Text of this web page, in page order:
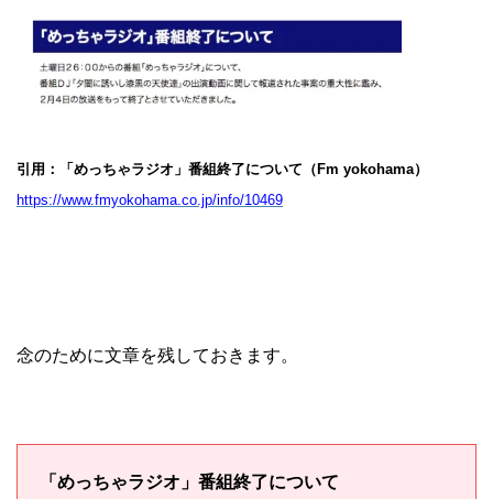
引用：「めっちゃラジオ」番組終了について（Fm yokohama）
https://www.fmyokohama.co.jp/info/10469
念のために文章を残しておきます。
「めっちゃラジオ」番組終了について